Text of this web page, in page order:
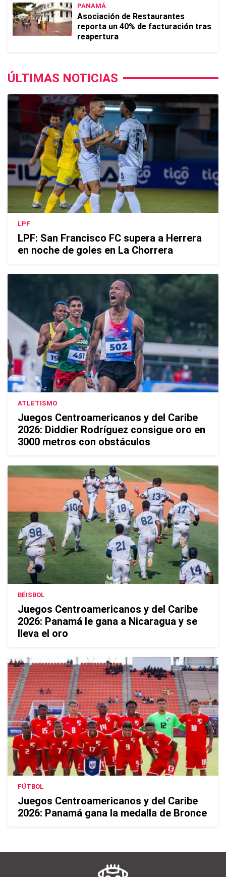
PANAMÁ
Asociación de Restaurantes
reporta un 40% de facturación tras
reapertura
ÚLTIMAS NOTICIAS
LPF
LPF: San Francisco FC supera a Herrera
en noche de goles en La Chorrera
ATLETISMO
Juegos Centroamericanos y del Caribe
2026: Diddier Rodríguez consigue oro en
3000 metros con obstáculos
BÉISBOL
Juegos Centroamericanos y del Caribe
2026: Panamá le gana a Nicaragua y se
lleva el oro
FÚTBOL
Juegos Centroamericanos y del Caribe
2026: Panamá gana la medalla de Bronce